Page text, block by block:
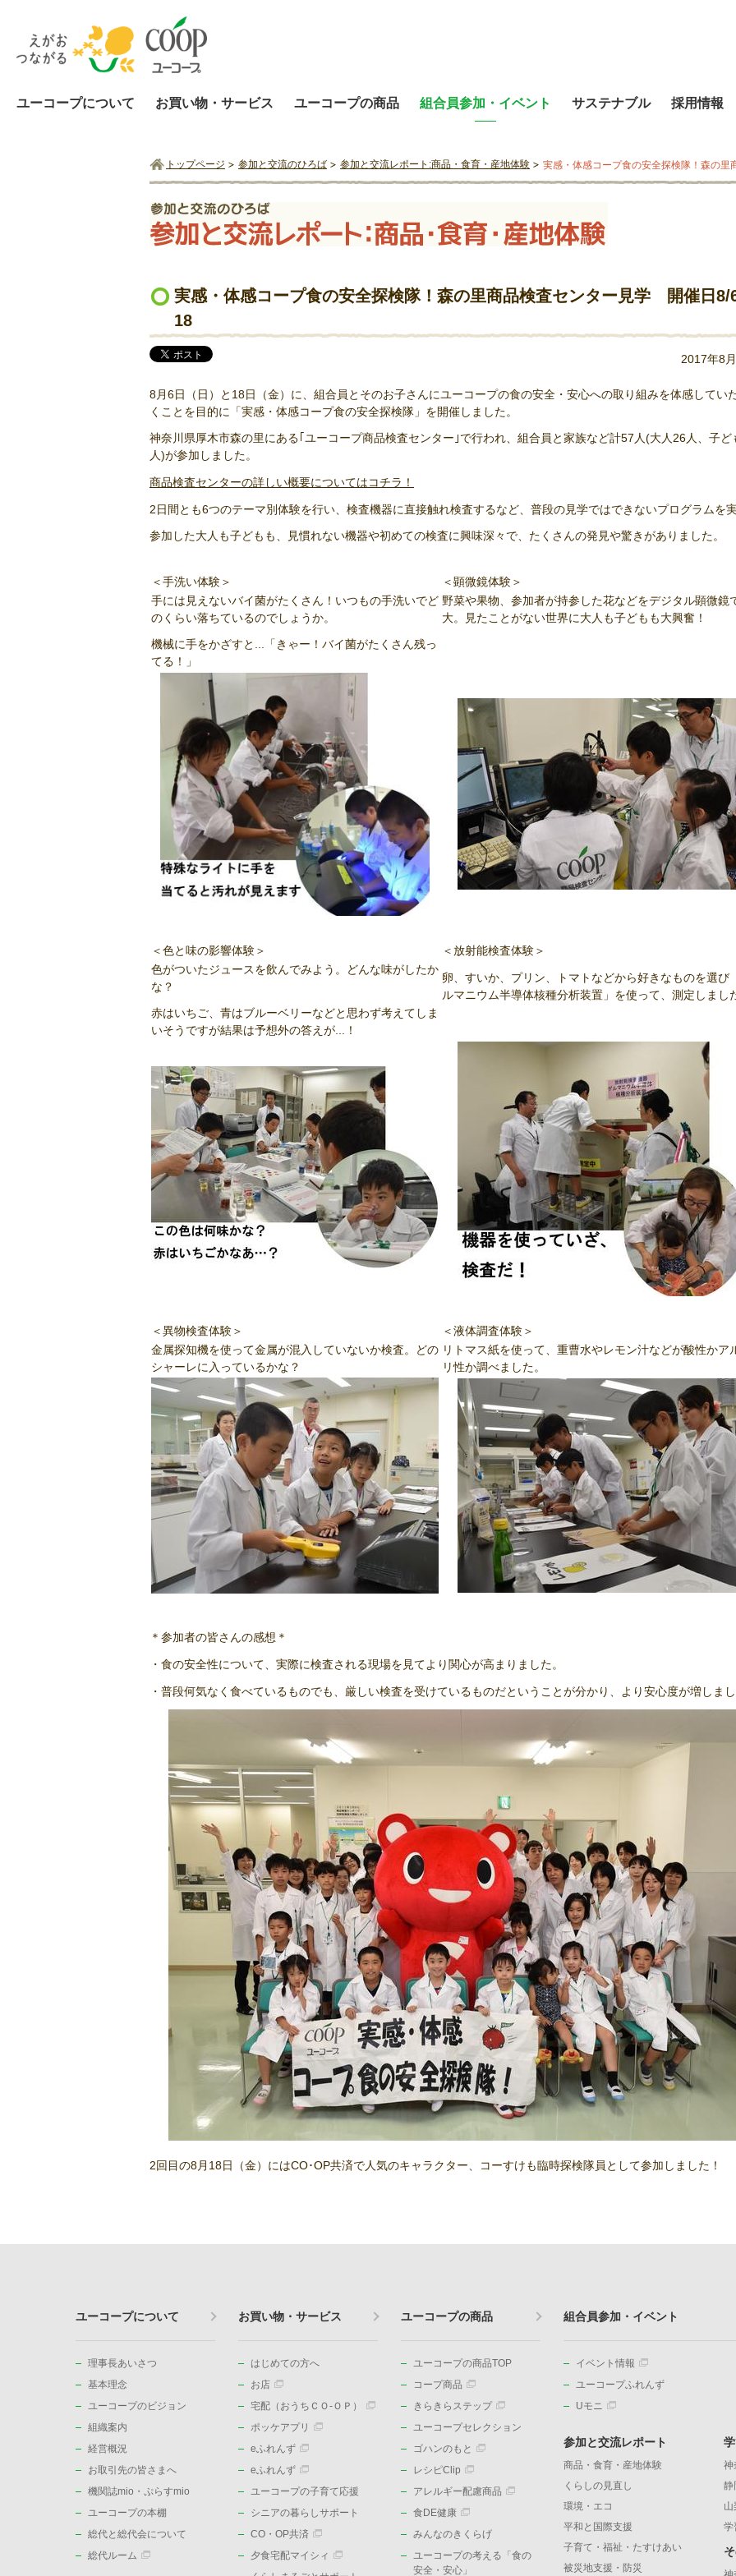
ユーコープについて お買い物・サービス ユーコープの商品 組合員参加・イベント サステナブル 採用情報
トップページ 参加と交流のひろば 参加と交流レポート:商品・食育・産地体験 実感・体感コープ食の安全探検隊！森の
実感・体感コープ食の安全探検隊！森の里商品検査センター見学 開催日8/
18
2017年8
8月6日（日）と18日（金）に、組合員とそのお子さんにユーコープの食の安全・安心への取り組みを体感してい
くことを目的に「実感・体感コープ食の安全探検隊」を開催しました。
神奈川県厚木市森の里にある｢ユーコープ商品検査センター｣で行われ、組合員と家族など計57人(大人26人、子ど
人)が参加しました。
商品検査センターの詳しい概要についてはコチラ！
2日間とも6つのテーマ別体験を行い、検査機器に直接触れ検査するなど、普段の見学ではできないプログラムを
参加した大人も子どもも、見慣れない機器や初めての検査に興味深々で、たくさんの発見や驚きがありました。
＜手洗い体験＞
＜顕微鏡体験＞
手には見えないバイ菌がたくさん！いつもの手洗いでど
のくらい落ちているのでしょうか。
機械に手をかざすと...「きゃー！バイ菌がたくさん残っ
てる！」
野菜や果物、参加者が持参した花などをデジタル顕微鏡
大。見たことがない世界に大人も子どもも大興奮！
＜色と味の影響体験＞
＜放射能検査体験＞
色がついたジュースを飲んでみよう。どんな味がしたか
な？
赤はいちご、青はブルーベリーなどと思わず考えてしま
いそうですが結果は予想外の答えが...！
卵、すいか、プリン、トマトなどから好きなものを選び
ルマニウム半導体核種分析装置」を使って、測定しまし
＜異物検査体験＞
＜液体調査体験＞
金属探知機を使って金属が混入していないか検査。どの
シャーレに入っているかな？
リトマス紙を使って、重曹水やレモン汁などが酸性かア
リ性か調べました。
＊参加者の皆さんの感想＊
・食の安全性について、実際に検査される現場を見てより関心が高まりました。
・普段何気なく食べているものでも、厳しい検査を受けているものだということが分かり、より安心度が増しま
2回目の8月18日（金）にはCO･OP共済で人気のキャラクター、コーすけも臨時探検隊員として参加しました！
ユーコープについて
理事長あいさつ
基本理念
ユーコープのビジョン
組織案内
経営概況
お取引先の皆さまへ
機関誌mio・ぷらすmio
ユーコープの本棚
総代と総代会について
総代ルーム
お買い物・サービス
はじめての方へ
お店
宅配（おうちＣＯ-ＯＰ）
ポッケアプリ
eふれんず
eふれんず
ユーコープの子育て応援
シニアの暮らしサポート
CO・OP共済
夕食宅配マイシィ
ユーコープの商品
ユーコープの商品TOP
コープ商品
きらきらステップ
ユーコープセレクション
ゴハンのもと
レシピClip
アレルギー配慮商品
食DE健康
みんなのきくらげ
ユーコープの考える「食の
安全・安心」
組合員参加・イベント
イベント情報
ユーコープふれんず
Uモニ
参加と交流レポート
商品・食育・産地体験
くらしの見直し
環境・エコ
平和と国際支援
子育て・福祉・たすけあい
被災地支援・防災
神
静
山
学